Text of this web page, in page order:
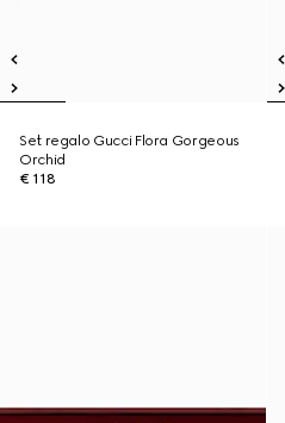
Set regalo Gucci Flora Gorgeous
Orchid
€ 118